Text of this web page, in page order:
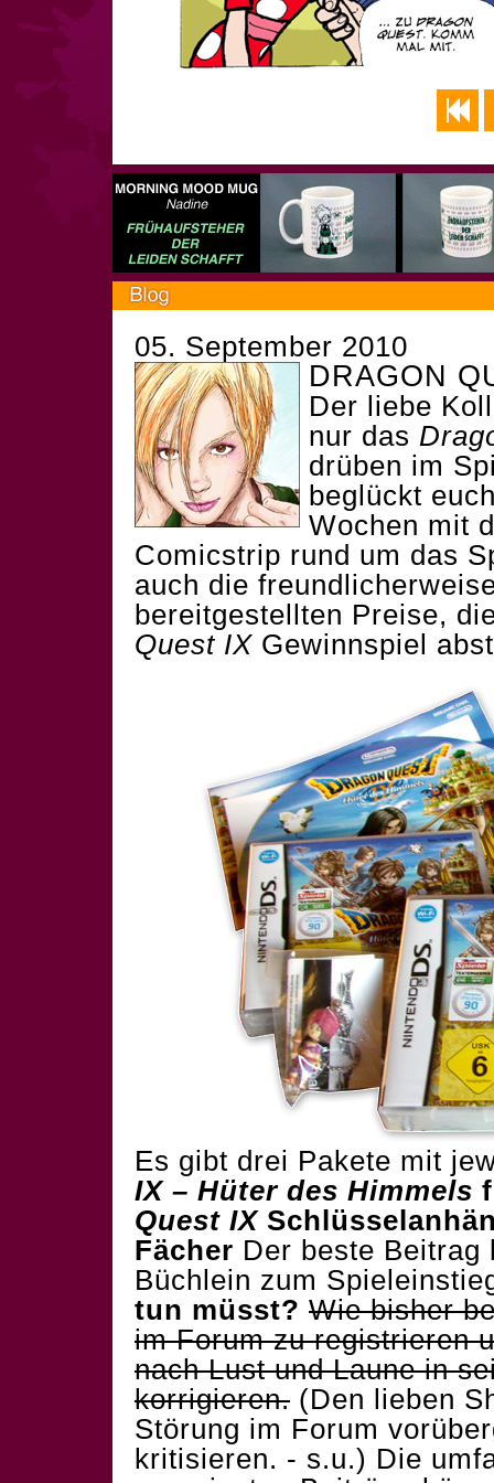
05. September 2010
DRAGON
Der liebe
nur das
drüben im
beglückt
Wochen mit
Comicstrip rund um das
auch die
bereitgestellten Preise,
Quest IX Gewinnspiel
Es gibt drei Pakete mit
IX – Hüter des Himmels
Quest IX
Fächer Der beste Beitrag
Büchlein zum
tun müsst? Wie bisher
im Forum zu registrieren
nach Lust und Laune in
korrigieren. (Den lieben
Störung im Forum
kritisieren. - s.u.) Die